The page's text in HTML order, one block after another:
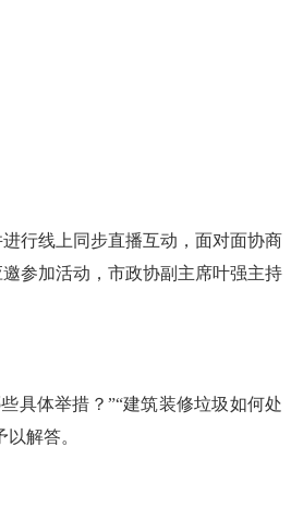
行线上同步直播互动，面对面协商
参加活动，市政协副主席叶强主持
具体举措？”“建筑装修垃圾如何处
解答。